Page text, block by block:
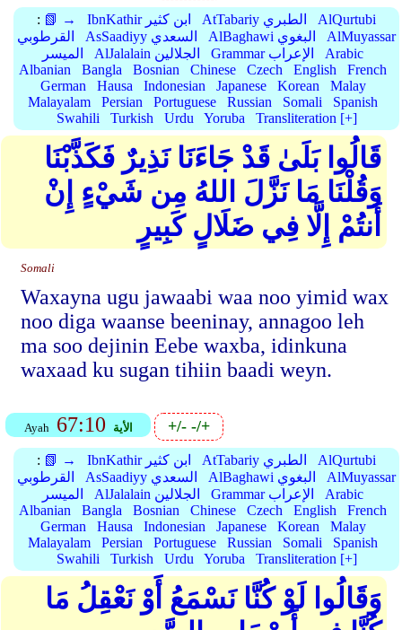
: 📗 → IbnKathir ابن كثير AtTabariy الطبري
AlQurtubi
القرطوبي
AsSaadiyy السعدي AlBaghawi البغوي
AlMuyassar
الميسر
AlJalalain الجلالين Grammar الإعراب
Arabic
Albanian
Bangla Bosnian Chinese Czech English
French
German
Hausa Indonesian Japanese Korean
Malay
Malayalam
Persian Portuguese Russian Somali
Spanish
Swahili
Turkish Urdu Yoruba Transliteration [+]
قَالُوا بَلَىٰ قَدْ جَاءَنَا نَذِيرٌ فَكَذَّبْنَا
وَقُلْنَا مَا نَزَّلَ اللهُ مِن شَيْءٍ إِنْ
أَنتُمْ إِلَّا فِي ضَلَالٍ كَبِيرٍ
Somali
Waxayna ugu jawaabi waa noo yimid wax
noo diga waanse beeninay, annagoo leh
ma soo dejinin Eebe waxba, idinkuna
waxaad ku sugan tihiin baadi weyn.
Ayah 67:10 الأية +/--/+
: 📗 → IbnKathir ابن كثير AtTabariy الطبري
AlQurtubi
القرطوبي
AsSaadiyy السعدي AlBaghawi البغوي
AlMuyassar
الميسر
AlJalalain الجلالين Grammar الإعراب
Arabic
Albanian
Bangla Bosnian Chinese Czech English
French
German
Hausa Indonesian Japanese Korean
Malay
Malayalam
Persian Portuguese Russian Somali
Spanish
Swahili
Turkish Urdu Yoruba Transliteration [+]
وَقَالُوا لَوْ كُنَّا نَسْمَعُ أَوْ نَعْقِلُ مَا